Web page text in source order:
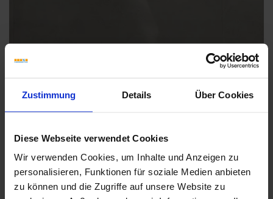
Zustimmung Details Über Cookies
Diese Webseite verwendet Cookies
Wir verwenden Cookies, um Inhalte und Anzeigen zu
personalisieren, Funktionen für soziale Medien anbieten
zu können und die Zugriffe auf unsere Website zu
Weitere Serien von Sant Agostino